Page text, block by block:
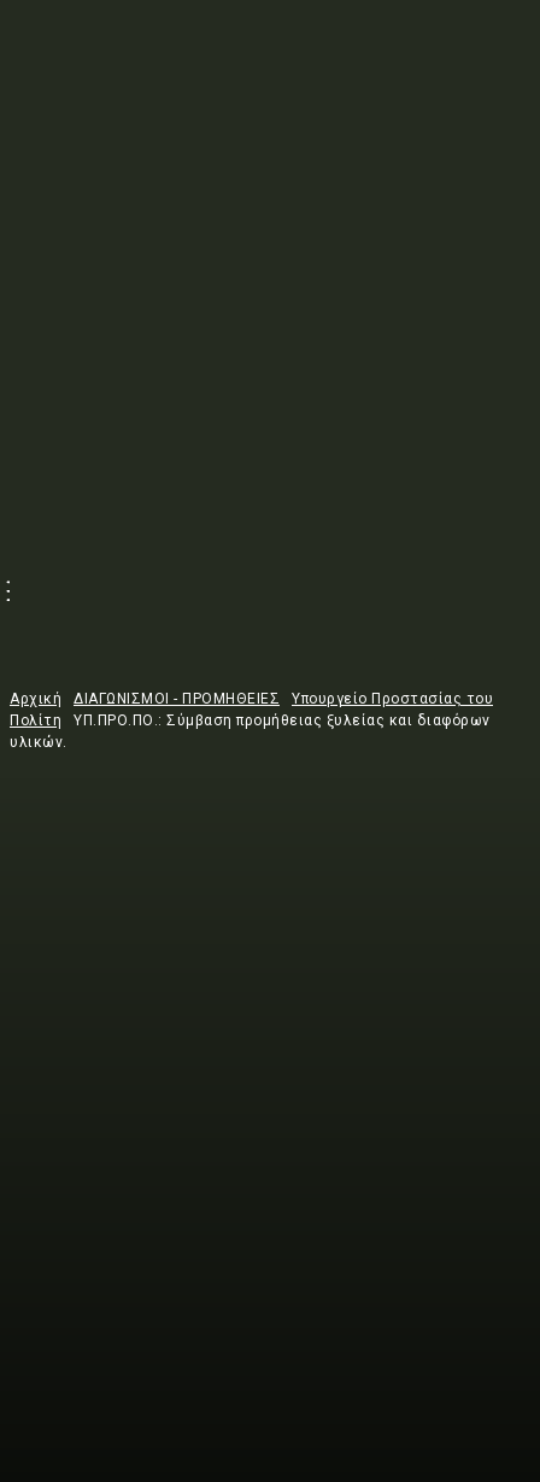
Αρχική ΔΙΑΓΩΝΙΣΜΟΙ - ΠΡΟΜΗΘΕΙΕΣ
Υπουργείο Προστασίας του
Πολίτη
ΥΠ.ΠΡΟ.ΠΟ.: Σύμβαση προμήθειας ξυλείας και διαφόρων
υλικών.